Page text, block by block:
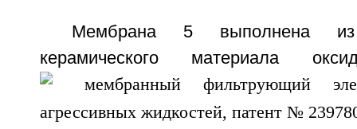
Мембрана 5 выполнена из
керамического материала